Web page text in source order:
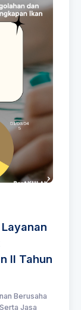
II Tahun
Berusaha
Jasa